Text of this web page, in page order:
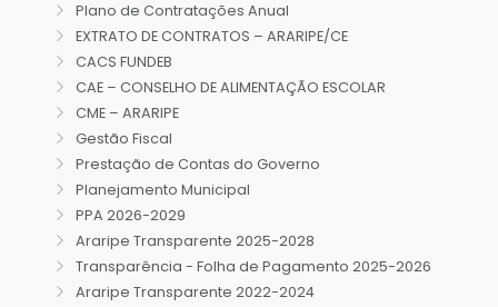
Plano de Contratações Anual
EXTRATO DE CONTRATOS – ARARIPE/CE
CACS FUNDEB
CAE – CONSELHO DE ALIMENTAÇÃO ESCOLAR
CME – ARARIPE
Gestão Fiscal
Prestação de Contas do Governo
Planejamento Municipal
PPA 2026-2029
Araripe Transparente 2025-2028
Transparência - Folha de Pagamento 2025-2026
Araripe Transparente 2022-2024